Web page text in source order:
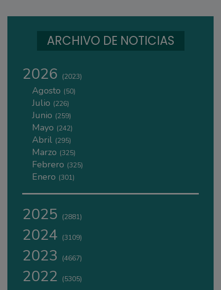
ARCHIVO DE NOTICIAS
2026 (2023)
Agosto (50)
Julio (226)
Junio (259)
Mayo (242)
Abril (295)
Marzo (325)
Febrero (325)
Enero (301)
2025 (2881)
2024 (3109)
2023 (4667)
2022 (5305)